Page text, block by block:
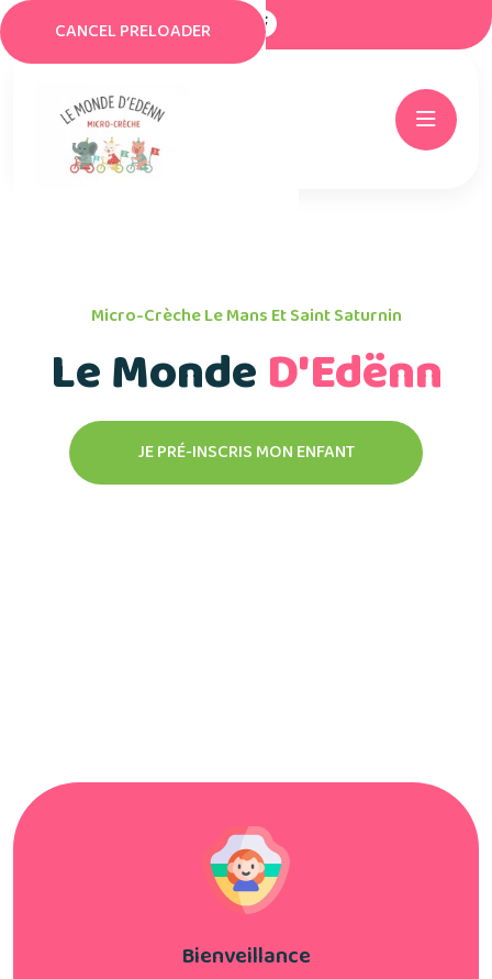
CANCEL PRELOADER
Micro-Crèche Le Mans Et Saint Saturnin
Le MondeD'Edënn
JE PRÉ-INSCRIS MON ENFANT
Bienveillance